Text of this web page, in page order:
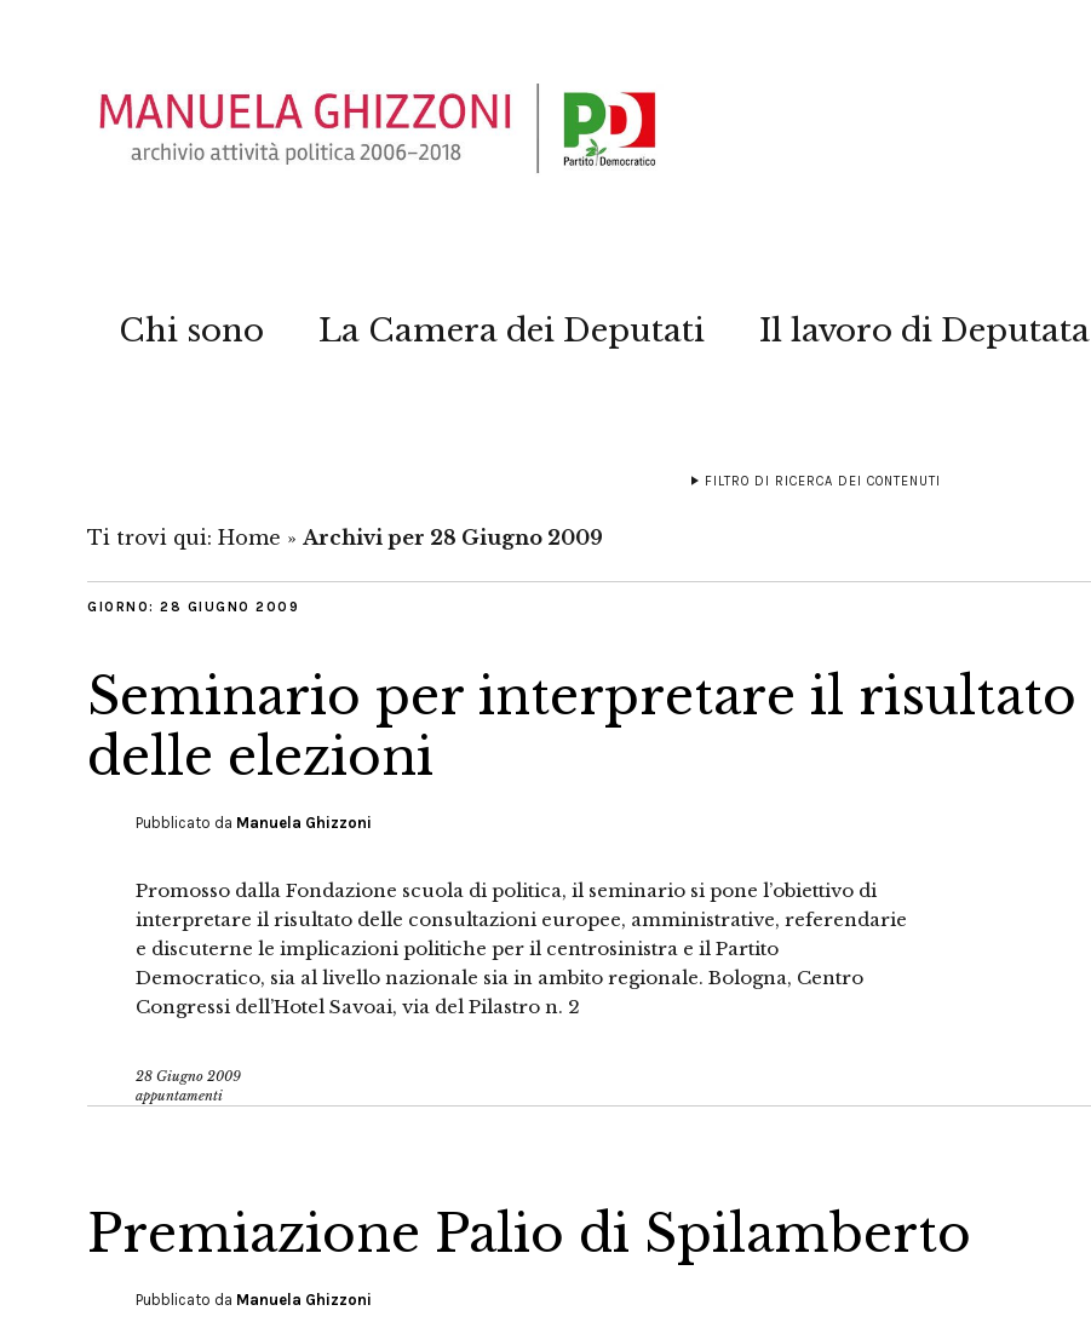
Chi sono La Camera dei Deputati Il lavoro di Deputata
FILTRO DI RICERCA DEI CONTENUTI
Ti trovi qui: Home » Archivi per 28 Giugno 2009
GIORNO: 28 GIUGNO 2009
Seminario per interpretare il risultato
delle elezioni
Pubblicato da Manuela Ghizzoni
Promosso dalla Fondazione scuola di politica, il seminario si pone l’obiettivo di
interpretare il risultato delle consultazioni europee, amministrative, referendarie
e discuterne le implicazioni politiche per il centrosinistra e il Partito
Democratico, sia al livello nazionale sia in ambito regionale. Bologna, Centro
Congressi dell’Hotel Savoai, via del Pilastro n. 2
28 Giugno 2009
appuntamenti
Premiazione Palio di Spilamberto
Pubblicato da Manuela Ghizzoni